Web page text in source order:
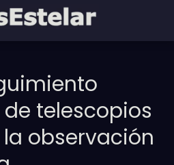
telescopios
observación